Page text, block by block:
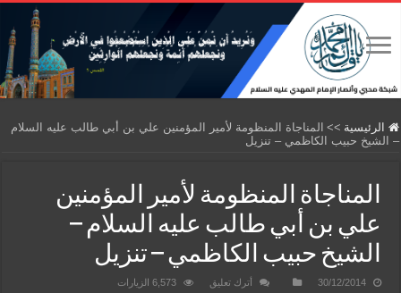
الرئيسية >> المناجاة المنظومة لأمير المؤمنين علي بن أبي طالب عليه السلام
– الشيخ حبيب الكاظمي – تنزيل
المناجاة المنظومة لأمير المؤمنين
علي بن أبي طالب عليه السلام –
الشيخ حبيب الكاظمي – تنزيل
30/12/2014 أترك تعليق 6,573 الزيارات